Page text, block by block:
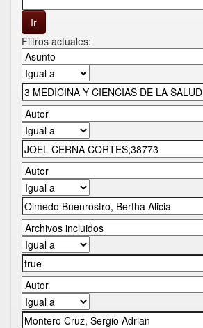
Filtros actuales: